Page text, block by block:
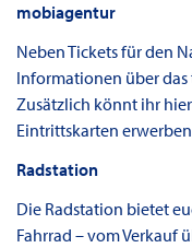
mobiagentur
Neben Tickets für den
Informationen über
Zusätzlich könnt ihr
Eintrittskarten
Radstation
Die Radstation bietet
Fahrrad – vom Verkauf